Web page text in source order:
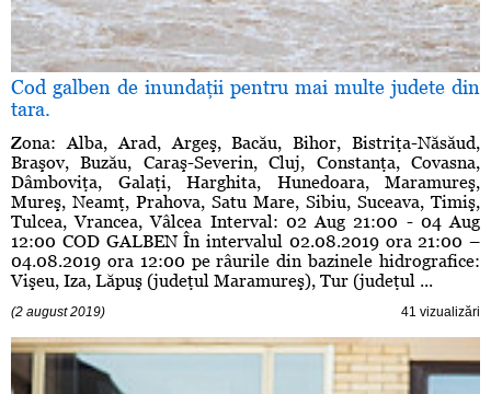
Cod galben de inundaţii pentru mai multe judete din
tara.
Zona: Alba, Arad, Argeş, Bacău, Bihor, Bistriţa-Năsăud,
Braşov, Buzău, Caraş-Severin, Cluj, Constanţa, Covasna,
Dâmboviţa, Galaţi, Harghita, Hunedoara, Maramureş,
Mureş, Neamţ, Prahova, Satu Mare, Sibiu, Suceava, Timiş,
Tulcea, Vrancea, Vâlcea Interval: 02 Aug 21:00 - 04 Aug
12:00 COD GALBEN În intervalul 02.08.2019 ora 21:00 –
04.08.2019 ora 12:00 pe râurile din bazinele hidrografice:
Vişeu, Iza, Lăpuş (judeţul Maramureş), Tur (judeţul ...
(2 august 2019) 41 vizualizări